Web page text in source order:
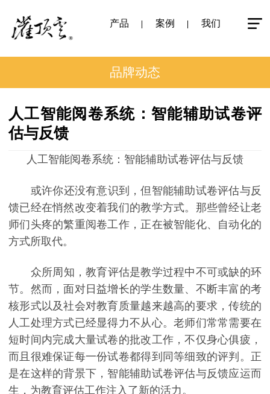
产品 案例 我们
品牌动态
人工智能阅卷系统：智能辅助试卷评
估与反馈
人工智能阅卷系统：智能辅助试卷评估与反馈
或许你还没有意识到，但智能辅助试卷评估与反
馈已经在悄然改变着我们的教学方式。那些曾经让老
师们头疼的繁重阅卷工作，正在被智能化、自动化的
方式所取代。
众所周知，教育评估是教学过程中不可或缺的环
节。然而，面对日益增长的学生数量、不断丰富的考
核形式以及社会对教育质量越来越高的要求，传统的
人工处理方式已经显得力不从心。老师们常常需要在
短时间内完成大量试卷的批改工作，不仅身心俱疲，
而且很难保证每一份试卷都得到同等细致的评判。正
是在这样的背景下，智能辅助试卷评估与反馈应运而
生，为教育评估工作注入了新的活力。